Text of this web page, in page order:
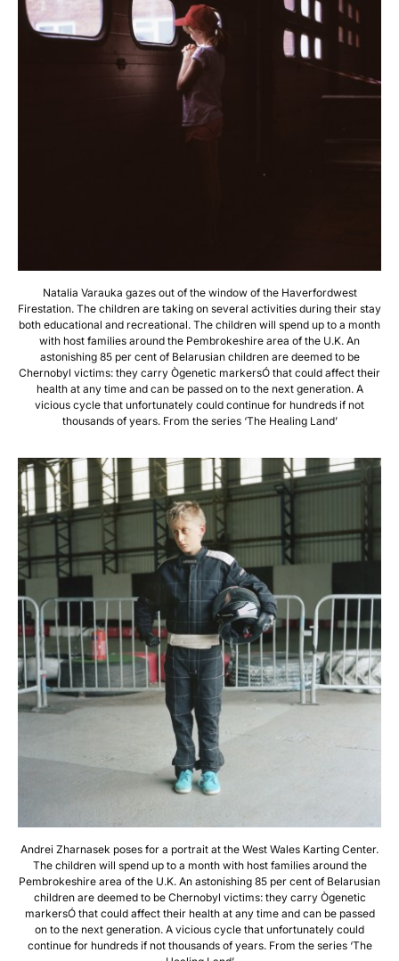
Natalia Varauka gazes out of the window of the Haverfordwest
Firestation. The children are taking on several activities during their stay
both educational and recreational. The children will spend up to a month
with host families around the Pembrokeshire area of the U.K. An
astonishing 85 per cent of Belarusian children are deemed to be
Chernobyl victims: they carry Ògenetic markersÓ that could affect their
health at any time and can be passed on to the next generation. A
vicious cycle that unfortunately could continue for hundreds if not
thousands of years. From the series ‘The Healing Land’
Andrei Zharnasek poses for a portrait at the West Wales Karting Center.
The children will spend up to a month with host families around the
Pembrokeshire area of the U.K. An astonishing 85 per cent of Belarusian
children are deemed to be Chernobyl victims: they carry Ògenetic
markersÓ that could affect their health at any time and can be passed
on to the next generation. A vicious cycle that unfortunately could
continue for hundreds if not thousands of years. From the series ‘The